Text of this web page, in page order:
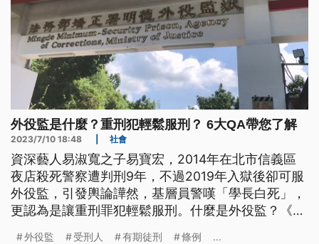
外役監是什麼？重刑犯輕鬆服刑？ 6大QA帶您了解
2023/7/10 18:48 社會
資深藝人易淑寬之子易寶宏，2014年在北市信義區
夜店殺死警察遭判刑9年，不過2019年入獄後卻可服
外役監，引發輿論譁然，基層員警嘆「學長白死」，
更認為是讓重刑罪犯輕鬆服刑。什麼是外役監？《公
外役監 受刑人 有期徒刑 條例 ...